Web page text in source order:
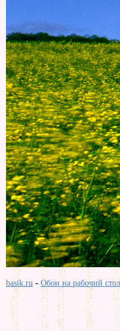
basik.ru - Обои на рабочий стол